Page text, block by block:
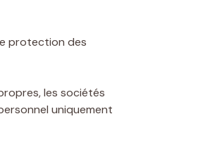
protection des
les sociétés
uniquement